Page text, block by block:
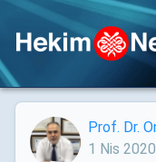
1 Nis 2020